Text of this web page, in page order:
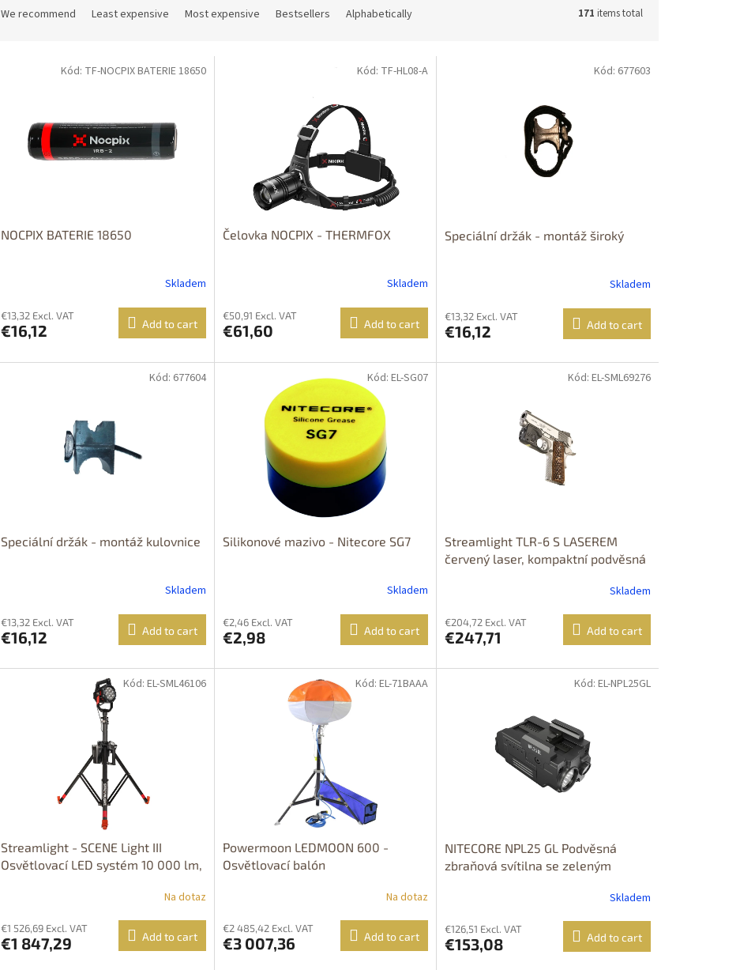
We recommend Least expensive Most expensive Bestsellers Alphabetically 171 items total
NOCPIX BATERIE 18650
Skladem
€13,32 Excl. VAT
€16,12 Add to cart
Kód: TF-NOCPIX BATERIE 18650
Čelovka NOCPIX - THERMFOX
Skladem
€50,91 Excl. VAT
€61,60 Add to cart
Kód: TF-HL08-A
Speciální držák - montáž široký
Skladem
€13,32 Excl. VAT
€16,12 Add to cart
Kód: 677603
Speciální držák - montáž kulovnice
Skladem
€13,32 Excl. VAT
€16,12 Add to cart
Kód: 677604
Silikonové mazivo - Nitecore SG7
Skladem
€2,46 Excl. VAT
€2,98 Add to cart
Kód: EL-SG07
Streamlight TLR-6 S LASEREM
červený laser, kompaktní podvěsná
POUZE NA ÚZEMÍ ČR!!! Typ: KIMBER
Skladem
€204,72 Excl. VAT
€247,71 Add to cart
Kód: EL-SML69276
Streamlight - SCENE Light III
Osvětlovací LED systém 10 000 lm,
Na dotaz
€1 526,69 Excl. VAT
€1 847,29 Add to cart
Kód: EL-SML46106
Powermoon LEDMOON 600 -
Osvětlovací balón
Na dotaz
€2 485,42 Excl. VAT
€3 007,36 Add to cart
Kód: EL-71BAAA
NITECORE NPL25 GL Podvěsná
zbraňová svítilna se zeleným
m,Li-ion aku. 500mAh, PRODEJ
MOŽNÝ POUZE NA ÚZEMÍ ČR!!!
Skladem
€126,51 Excl. VAT
€153,08 Add to cart
Kód: EL-NPL25GL